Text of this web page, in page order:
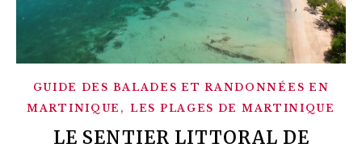
GUIDE DES BALADES ET RANDONNÉES EN
MARTINIQUE ,LES PLAGES DE MARTINIQUE
LE SENTIER LITTORAL DE